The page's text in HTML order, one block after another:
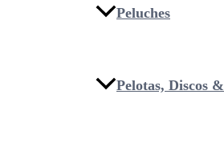
Peluches
Pelotas, Discos